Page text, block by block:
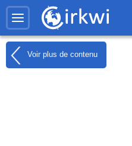
Voir plus de contenu